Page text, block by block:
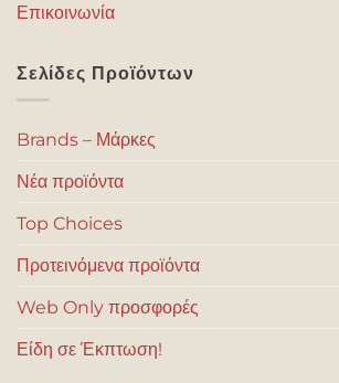
Επικοινωνία
Σελίδες Προϊόντων
Brands – Μάρκες
Νέα προϊόντα
Top Choices
Προτεινόμενα προϊόντα
Web Only προσφορές
Είδη σε Έκπτωση!